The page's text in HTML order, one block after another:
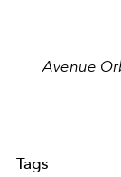
Avenue
Tags